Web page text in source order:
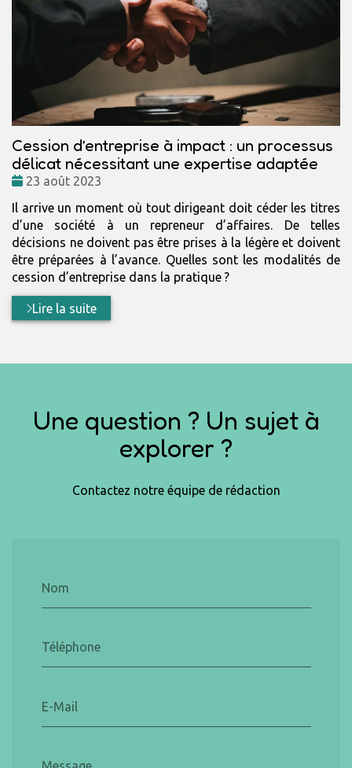
Cession d’entreprise à impact : un processus
délicat nécessitant une expertise adaptée
Date
23 août 2023
Il arrive un moment où tout dirigeant doit céder les titres
d’une société à un repreneur d’affaires. De telles
décisions ne doivent pas être prises à la légère et doivent
être préparées à l’avance. Quelles sont les modalités de
cession d’entreprise dans la pratique ?
Lire la suite
Une question ? Un sujet à
explorer ?
Contactez notre équipe de rédaction
Nom
Téléphone
E-Mail